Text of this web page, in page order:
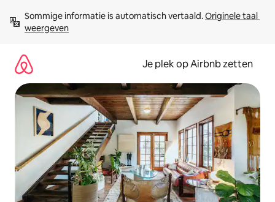
direct
naar
Sommige informatie is automatisch vertaald. Originele taal
weergeven
Je plek op Airbnb zetten